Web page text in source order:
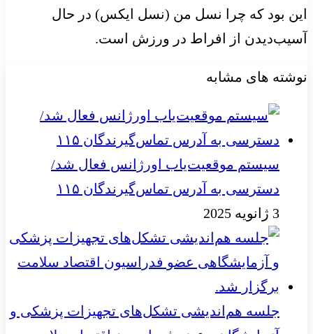
این بود که چرا نسل من (نسل ایکس) در حال
آسیب‌دیدن از افراط در ورزش است.
نوشته های مشابه
سیستم موقعیت‌یاب اورژانس فعال شد/
دسترسی به آدرس تماس‌گیرندگان ۱۱۵
3 ژانویه 2025
جلسه هم‌اندیشی تشکل‌های تجهیزات پزشکی و